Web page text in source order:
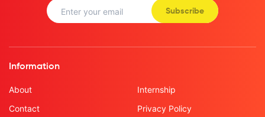
Subscribe
Information
About
Contact
Internship
Privacy Policy